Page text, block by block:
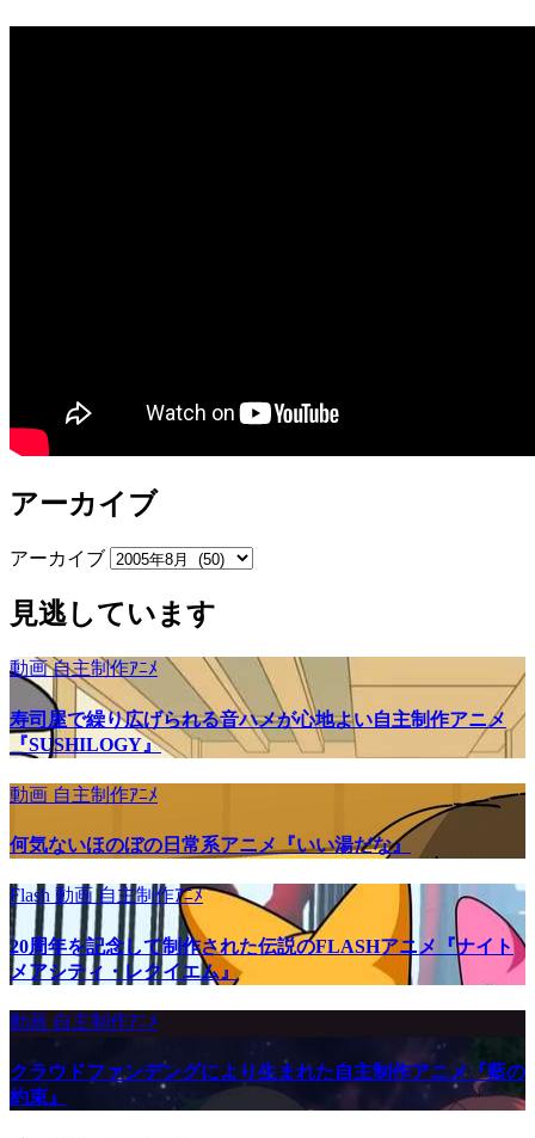
アーカイブ
アーカイブ
見逃しています
動画自主制作ｱﾆﾒ
寿司屋で繰り広げられる音ハメが心地よい自主制作アニメ
『SUSHILOGY』
動画 自主制作ｱﾆﾒ
何気ないほのぼの日常系アニメ『いい湯だな』
Flash 動画自主制作ｱﾆﾒ
20周年を記念して制作された伝説のFLASHアニメ『ナイト
メアシティ・レクイエム』
動画 自主制作ｱﾆﾒ
クラウドファンデングにより生まれた自主制作アニメ『藍の
約束』